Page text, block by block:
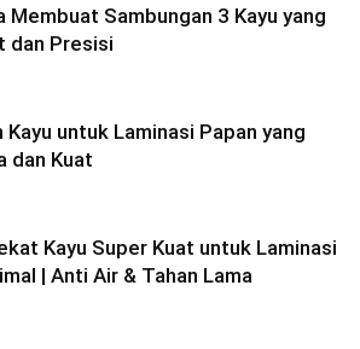
Membuat Sambungan 3 Kayu yang
dan Presisi
Kayu untuk Laminasi Papan yang
dan Kuat
Kayu Super Kuat untuk Laminasi
| Anti Air & Tahan Lama